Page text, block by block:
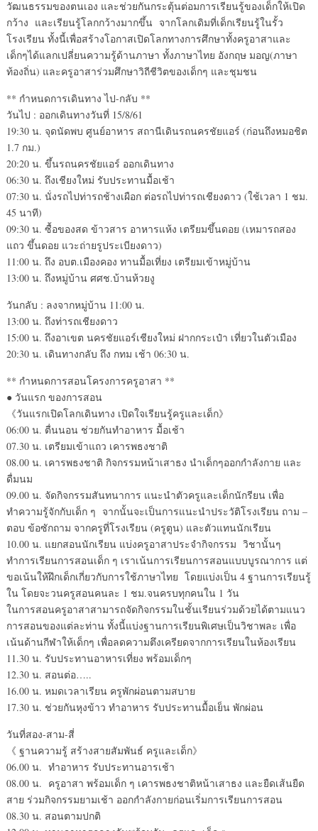
วัฒนธรรมของตนเอง และช่วยกันกระตุ้นต่อมการเรียนรู้ของเด็กให้เปิด
กว้าง และเรียนรู้โลกกว้างมากขึ้น จากโลกเดิมที่เด็กเรียนรู้ในรั้ว
โรงเรียน ทั้งนี้เพื่อสร้างโอกาสเปิดโลกทางการศึกษาทั้งครูอาสาและ
เด็กๆได้แลกเปลี่ยนความรู้ด้านภาษา ทั้งภาษาไทย อังกฤษ มอญ(ภาษา
ท้องถิ่น) และครูอาสาร่วมศึกษาวิถีชีวิตของเด็กๆ และชุมชน
** กำหนดการเดินทาง ไป-กลับ **
วันไป : ออกเดินทางวันที่ 15/8/61
19:30 น. จุดนัดพบ ศูนย์อาหาร สถานีเดินรถนครชัยแอร์ (ก่อนถึงหมอชิต
1.7 กม.)
20:20 น. ขึ้นรถนครชัยแอร์ ออกเดินทาง
06:30 น. ถึงเชียงใหม่ รับประทานมื้อเช้า
07:30 น. นั่งรถไปท่ารถช้างเผือก ต่อรถไปท่ารถเชียงดาว (ใช้เวลา 1 ชม.
45 นาที)
09:30 น. ซื้อของสด ข้าวสาร อาหารแห้ง เตรียมขึ้นดอย (เหมารถสอง
แถว ขึ้นดอย แวะถ่ายรูประเบียงดาว)
11:00 น. ถึง อบต.เมืองคอง ทานมื้อเที่ยง เตรียมเข้าหมู่บ้าน
13:00 น. ถึงหมู่บ้าน ศศช.บ้านห้วยงู
วันกลับ : ลงจากหมู่บ้าน 11:00 น.
13:00 น. ถึงท่ารถเชียงดาว
15:00 น. ถึงอาเขต นครชัยแอร์เชียงใหม่ ฝากกระเป๋า เที่ยวในตัวเมือง
20:30 น. เดินทางกลับ ถึง กทม เช้า 06:30 น.
** กำหนดการสอนโครงการครูอาสา **
● วันแรก ของการสอน
《วันแรกเปิดโลกเดินทาง เปิดใจเรียนรู้ครูและเด็ก》
06:00 น. ตื่นนอน ช่วยกันทำอาหาร มื้อเช้า
07.30 น. เตรียมเข้าแถว เคารพธงชาติ
08.00 น. เคารพธงชาติ กิจกรรมหน้าเสาธง นำเด็กๆออกกำลังกาย และ
ดื่มนม
09.00 น. จัดกิจกรรมสันทนาการ แนะนำตัวครูและเด็กนักรียน เพื่อ
ทำความรู้จักกับเด็ก ๆ จากนั้นจะเป็นการแนะนำประวัติโรงเรียน ถาม –
ตอบ ข้อซักถาม จากครูที่โรงเรียน (ครูตูน) และตัวแทนนักเรียน
10.00 น. แยกสอนนักเรียน แบ่งครูอาสาประจำกิจกรรม วิชานั้นๆ
ทำการเรียนการสอนเด็ก ๆ เราเน้นการเรียนการสอนแบบบูรณาการ แต่
ขอเน้นให้ฝึกเด็กเกี่ยวกับการใช้ภาษาไทย โดยแบ่งเป็น 4 ฐานการเรียนรู้
ใน โดยจะวนครูสอนคนละ 1 ชม.จนครบทุกคนใน 1 วัน
ในการสอนครูอาสาสามารถจัดกิจกรรมในชั้นเรียนร่วมด้วยได้ตามแนว
การสอนของแต่ละท่าน ทั้งนี้แบ่งฐานการเรียนพิเศษเป็นวิชาพละ เพื่อ
เน้นด้านกีฬาให้เด็กๆ เพื่อลดความตึงเครียดจากการเรียนในห้องเรียน
11.30 น. รับประทานอาหารเที่ยง พร้อมเด็กๆ
12.30 น. สอนต่อ…..
16.00 น. หมดเวลาเรียน ครูพักผ่อนตามสบาย
17.30 น. ช่วยกันหุงข้าว ทำอาหาร รับประทานมื้อเย็น พักผ่อน
วันที่สอง-สาม-สี่
《 ฐานความรู้ สร้างสายสัมพันธ์ ครูและเด็ก》
06.00 น. ทำอาหาร รับประทานอารเช้า
08.00 น. ครูอาสา พร้อมเด็ก ๆ เคารพธงชาติหน้าเสาธง และยืดเส้นยืด
สาย ร่วมกิจกรรมยามเช้า ออกกำลังกายก่อนเริ่มการเรียนการสอน
08.30 น. สอนตามปกติ